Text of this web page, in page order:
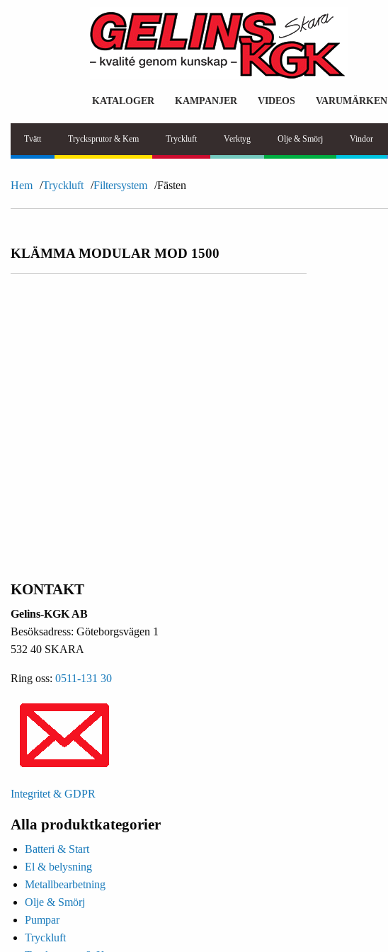
KATALOGER KAMPANJER VIDEOS VARUMÄRKEN
Tvätt Trycksprutor & Kem Tryckluft Verktyg Olje & Smörj Vindor
Hem Tryckluft Filtersystem Fästen
KLÄMMA MODULAR MOD 1500
KONTAKT
Gelins-KGK AB
Besöksadress: Göteborgsvägen 1
532 40 SKARA
Ring oss: 0511-131 30
Integritet & GDPR
Alla produktkategorier
Batteri & Start
El & belysning
Metallbearbetning
Olje & Smörj
Pumpar
Tryckluft